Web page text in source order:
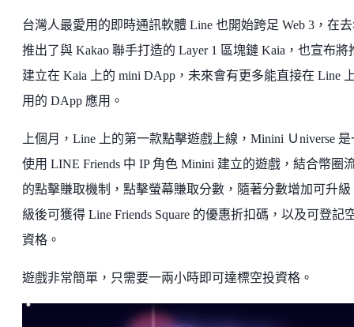
台灣人最愛用的即時通訊軟體 Line 也開始跨足 Web 3，在
推出了與 Kakao 聯手打造的 Layer 1 區塊鏈 Kaia，也宣布將
建立在 Kaia 上的 mini DApp，未來會有更多能直接在 Line
用的 DApp 應用。
上個月，Line 上的第一款點擊遊戲上線，Minini Ｕniverse
使用 LINE Friends 中 IP 角色 Minini 建立的遊戲，結合幣圈
的點擊賺取機制，點擊螢幕賺取分數，隨著分數增加可升級
級後可獲得 Line Friends Square 的優惠折扣碼，以及可登記
資格。
遊戲非常簡單，只需要一兩小時即可達標空投資格。